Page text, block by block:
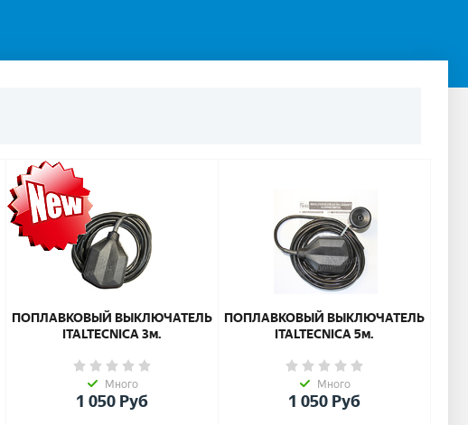
ПОПЛАВКОВЫЙ ВЫКЛЮЧАТЕЛЬ
ITALTECNICA 3м.
Много
1 050Руб
ПОПЛАВКОВЫЙ ВЫКЛЮЧАТЕЛЬ
ITALTECNICA 5м.
Много
1 050Руб